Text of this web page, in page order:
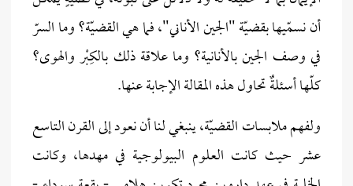
أن نسمّيها بقضيّة "الجين الأناني"، فما هي القضيّة؟ وما السرّ
في وصف الجين بالأنانية؟ وما علاقة ذلك بالكِبْر والهوى؟
كلّها أسئلةٌ تحاول هذه المقالة الإجابة عنها.
ولفهم ملابسات القضيّة، ينبغي لنا أن نعود إلى القرن التاسع
عشر حيث كانت العلوم البيولوجية في مهدها، وكانت